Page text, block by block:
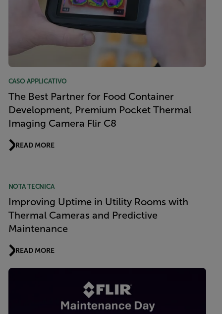
CASO APPLICATIVO
The Best Partner for Food Container
Development, Premium Pocket Thermal
Imaging Camera Flir C8
READ MORE
NOTA TECNICA
Improving Uptime in Utility Rooms with
Thermal Cameras and Predictive
Maintenance
READ MORE